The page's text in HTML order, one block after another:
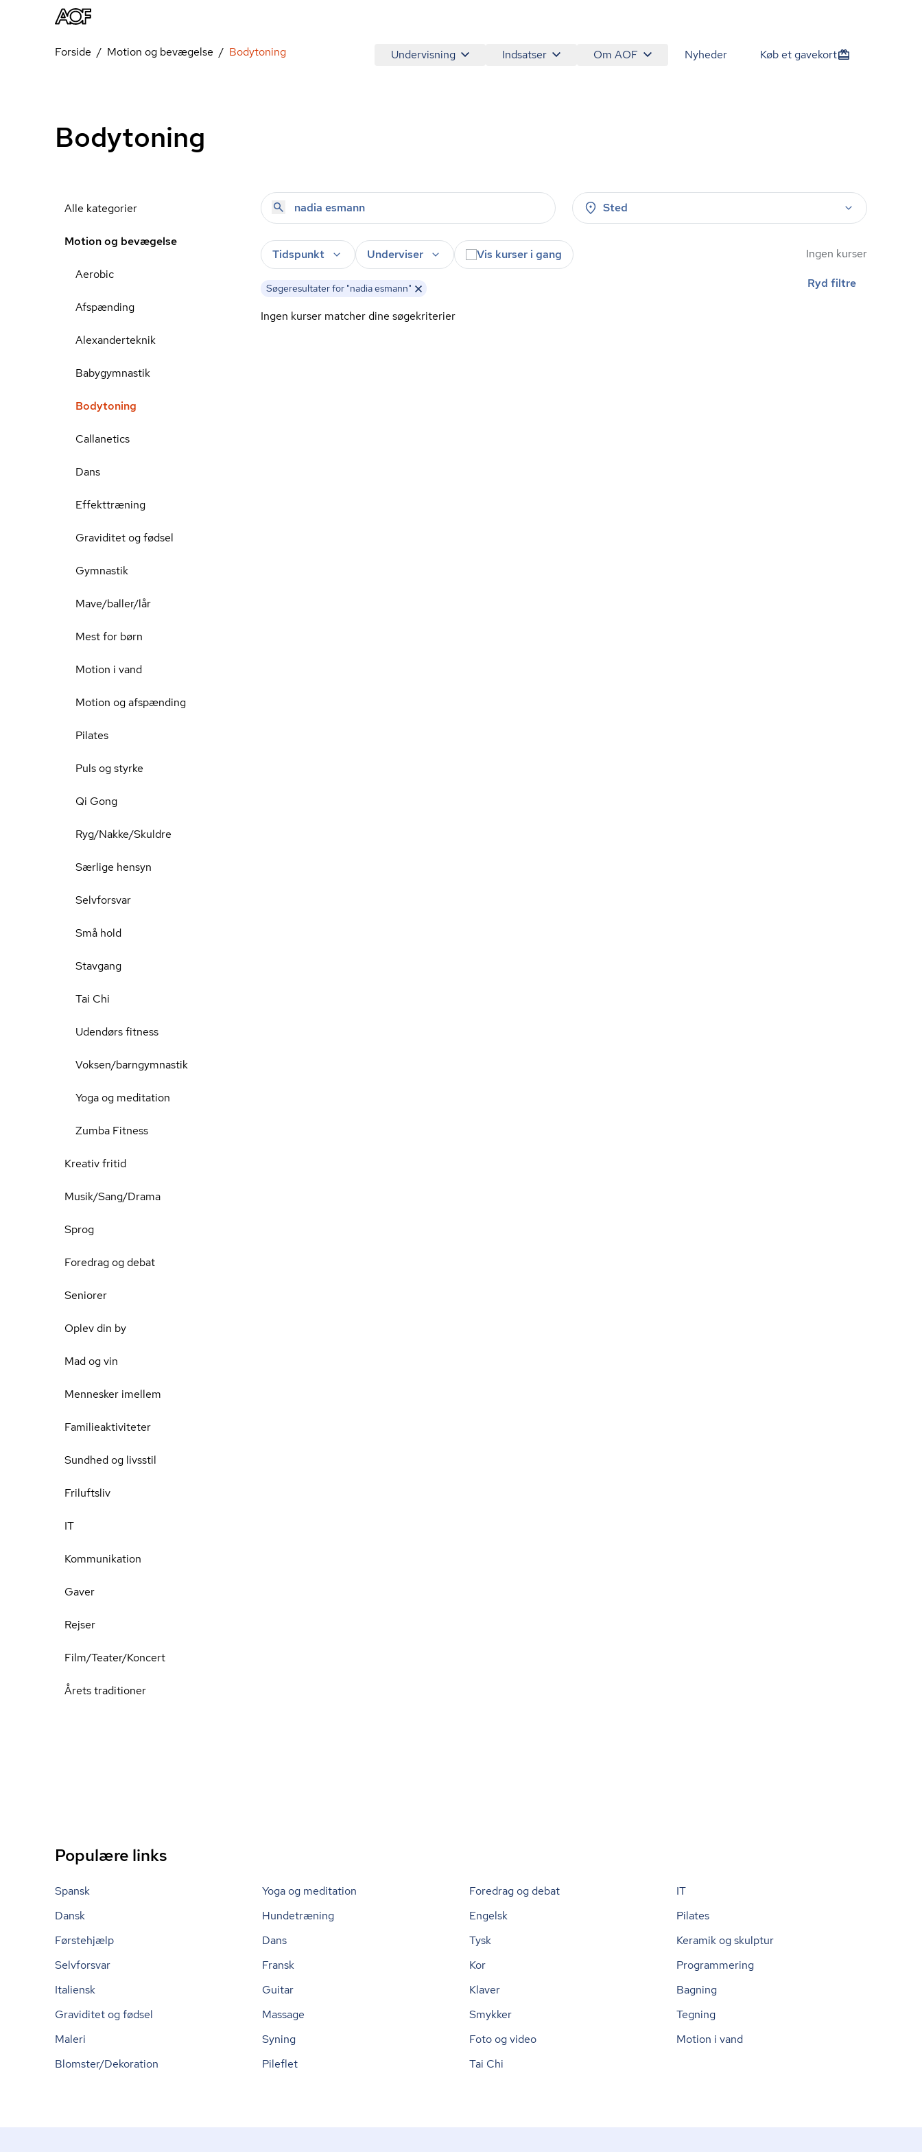
Undervisning Indsatser Om AOF Nyheder Køb et gavekort
Forside Motion og bevægelse Bodytoning
Bodytoning
Alle kategorier
Motion og bevægelse
Aerobic
Afspænding
Alexanderteknik
Babygymnastik
Bodytoning
Callanetics
Dans
Effekttræning
Graviditet og fødsel
Gymnastik
Mave/baller/lår
Mest for børn
Motion i vand
Motion og afspænding
Pilates
Puls og styrke
Qi Gong
Ryg/Nakke/Skuldre
Særlige hensyn
Selvforsvar
Små hold
Stavgang
Tai Chi
Udendørs fitness
Voksen/barngymnastik
Yoga og meditation
Zumba Fitness
Kreativ fritid
Musik/Sang/Drama
Sprog
Foredrag og debat
Seniorer
Oplev din by
Mad og vin
Mennesker imellem
Familieaktiviteter
Sundhed og livsstil
Friluftsliv
IT
Kommunikation
Gaver
Rejser
Film/Teater/Koncert
Årets traditioner
Sted
Tidspunkt Underviser Vis kurser i gang
Søgeresultater for "nadia esmann"
Ingen kurser
Ryd filtre
Ingen kurser matcher dine søgekriterier
Populære links
Spansk Yoga og meditation Foredrag og debat
IT
Dansk
Hundetræning Engelsk
Pilates
Førstehjælp
Dans Tysk
Keramik og skulptur
Selvforsvar
Fransk Kor
Programmering
Italiensk
Guitar Klaver
Bagning
Graviditet og fødsel
Massage Smykker
Tegning
Maleri
Syning Foto og video
Motion i vand
Blomster/Dekoration
Pileflet Tai Chi